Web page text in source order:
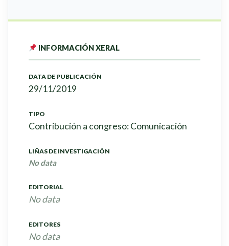
INFORMACIÓN XERAL
DATA DE PUBLICACIÓN
29/11/2019
TIPO
Contribución a congreso: Comunicación
LIÑAS DE INVESTIGACIÓN
No data
EDITORIAL
No data
EDITORES
No data